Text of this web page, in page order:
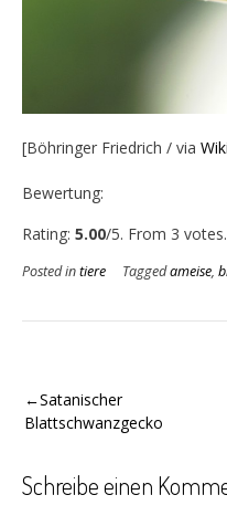
[Böhringer Friedrich / via
Bewertung:
Rate this item:
Rating: 5.00/5. From 3 votes.
Posted intiere Taggedameise,
Satanischer
Blattschwanzgecko
Schreibe einen